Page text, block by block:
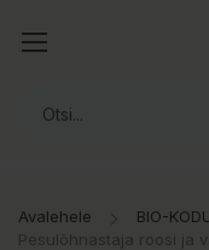
Avalehele BIO-
Pesulõhnastaja roosi ja